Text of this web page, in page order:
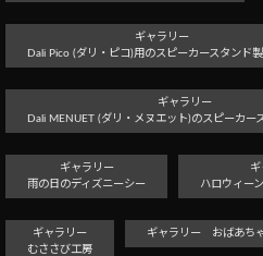
ギャラリー
Dali Pico (ダリ・ピコ)用のスピーカースタンド
ギャラリー
Dali MENUET (ダリ・メヌエット)のスピーカー
ギャラリー
雨の日のディズニーシー
ハロウィー
ギャラリー
むささび工房
ギャラリー おばあち